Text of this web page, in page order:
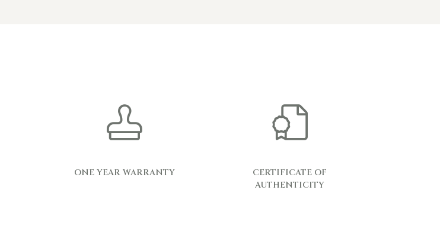
ONE YEAR WARRANTY
CERTIFICATE OF
AUTHENTICITY